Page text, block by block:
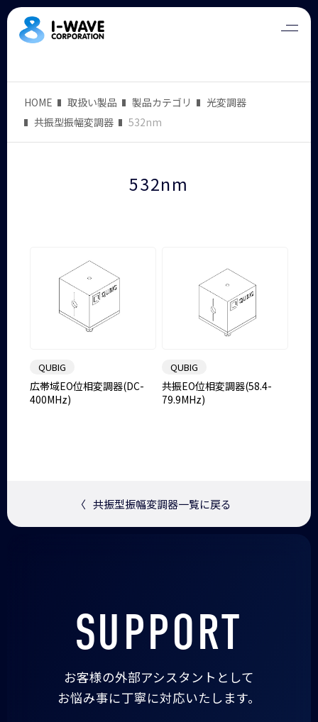
HOME 取扱い製品 製品カテゴリ
光変調器
共振型振幅変調器
532nm
532nm
QUBIG
広帯域EO位相変調器(DC-
400MHz)
QUBIG
共振EO位相変調器(58.4-
79.9MHz)
〈 共振型振幅変調器一覧に戻る
SUPPORT
お客様の外部アシスタントとして
お悩み事に丁寧に対応いたします。